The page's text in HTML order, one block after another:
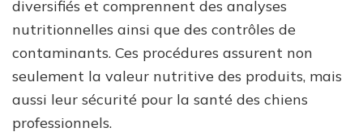
diversifiés et comprennent des analyses
nutritionnelles ainsi que des contrôles de
contaminants. Ces procédures assurent non
seulement la valeur nutritive des produits, mais
aussi leur sécurité pour la santé des chiens
professionnels.